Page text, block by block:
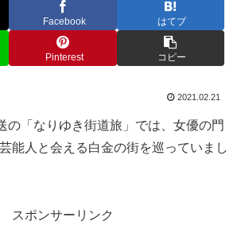
Facebook はてブ
Pinterest コピー
2021.02.21
の「なりゆき街道旅」では、女優の門
能人と会える白金の街を巡っていまし
スポンサーリンク